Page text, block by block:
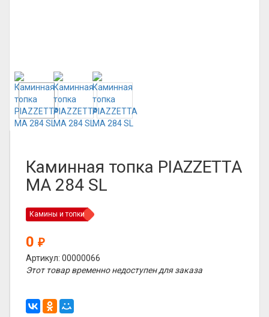
Каминная топка PIAZZETTA
MA 284 SL
Камины и топки
0 ₽
Артикул: 00000066
Этот товар временно недоступен для заказа